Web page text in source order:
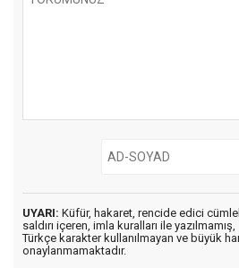
UYARI: Küfür, hakaret, rencide edici
saldırı içeren, imla kuralları ile yazılmamış,
Türkçe karakter kullanılmayan ve büyük
onaylanmamaktadır.